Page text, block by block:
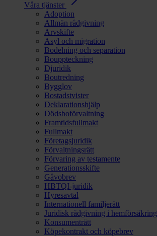
Våra tjänster
Adoption
Allmän rådgivning
Arvskifte
Asyl och migration
Bodelning och separation
Bouppteckning
Djuridik
Boutredning
Bygglov
Bostadstvister
Deklarationshjälp
Dödsboförvaltning
Framtidsfullmakt
Fullmakt
Företagsjuridik
Förvaltningsrätt
Förvaring av testamente
Generationsskifte
Gåvobrev
HBTQI-juridik
Hyresavtal
Internationell familjerätt
Juridisk rådgivning i hemförsäkring
Konsumenträtt
Köpekontrakt och köpebrev